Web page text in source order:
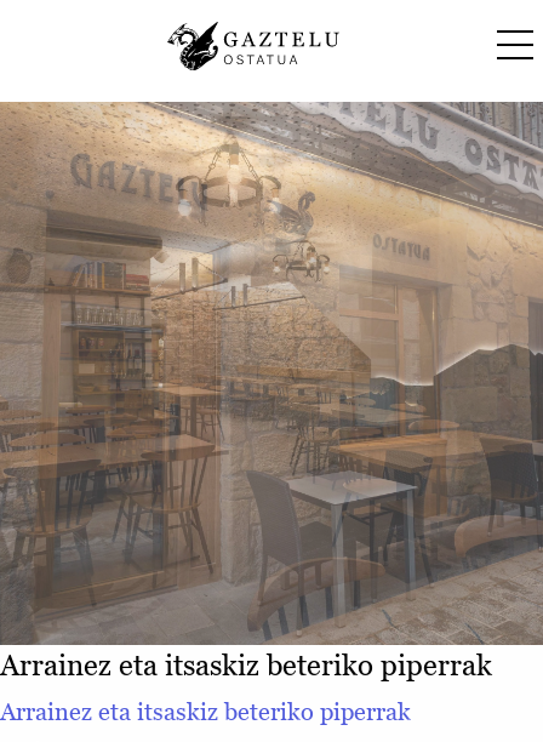
Arrainez eta itsaskiz beteriko piperrak
Arrainez eta itsaskiz beteriko piperrak